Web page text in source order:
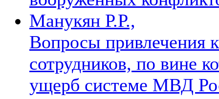
Манукян Р.Р.,
Вопросы привлечения
сотрудников, по вине
ущерб системе МВД